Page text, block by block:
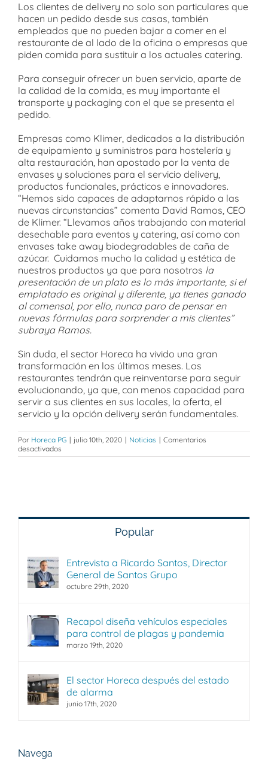
Los clientes de delivery no solo son particulares que
hacen un pedido desde sus casas, también
empleados que no pueden bajar a comer en el
restaurante de al lado de la oficina o empresas que
piden comida para sustituir a los actuales catering.
Para conseguir ofrecer un buen servicio, aparte de
la calidad de la comida, es muy importante el
transporte y packaging con el que se presenta el
pedido.
Empresas como Klimer, dedicados a la distribución
de equipamiento y suministros para hostelería y
alta restauración, han apostado por la venta de
envases y soluciones para el servicio delivery,
productos funcionales, prácticos e innovadores.
“Hemos sido capaces de adaptarnos rápido a las
nuevas circunstancias” comenta David Ramos, CEO
de Klimer. “Llevamos años trabajando con material
desechable para eventos y catering, así como con
envases take away biodegradables de caña de
azúcar. Cuidamos mucho la calidad y estética de
nuestros productos ya que para nosotros la
presentación de un plato es lo más importante, si el
emplatado es original y diferente, ya tienes ganado
al comensal, por ello, nunca paro de pensar en
nuevas fórmulas para sorprender a mis clientes”
subraya Ramos.
Sin duda, el sector Horeca ha vivido una gran
transformación en los últimos meses. Los
restaurantes tendrán que reinventarse para seguir
evolucionando, ya que, con menos capacidad para
servir a sus clientes en sus locales, la oferta, el
servicio y la opción delivery serán fundamentales.
Por Horeca PG | julio 10th, 2020 | Noticias | Comentarios
desactivados
Tendencias
Horeca
Popular
Entrevista a Ricardo Santos, Director
General de Santos Grupo
octubre 29th, 2020
Recapol diseña vehículos especiales
para control de plagas y pandemia
marzo 19th, 2020
El sector Horeca después del estado
de alarma
junio 17th, 2020
Navega